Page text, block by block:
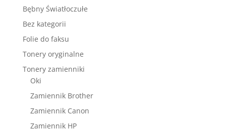
Bębny Światłoczułe
Bez kategorii
Folie do faksu
Tonery oryginalne
Tonery zamienniki
Oki
Zamiennik Brother
Zamiennik Canon
Zamiennik HP